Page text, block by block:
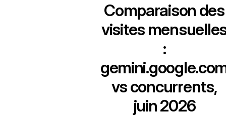
Comparaison des
visites
:
vs concurrents,
juin 2026